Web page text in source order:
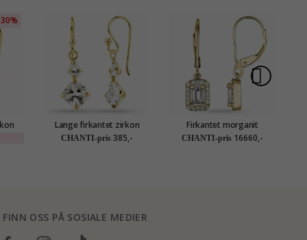
30%
Lange firkantet zirkon
øredobber i forgylt sølv
CHANTI-pris 385,-
Firkantet morganit
diamantøredobb i 14 karat
gull med morganit og
CHANTI-pris 16660,-
FINN OSS PÅ SOSIALE MEDIER